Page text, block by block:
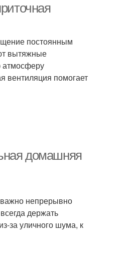
постоянным
вытяжные
атмосферу
вентиляция помогает
домашняя
важно непрерывно
держать
за уличного шума, к